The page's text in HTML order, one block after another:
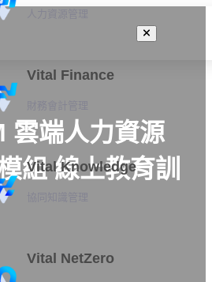
Vital Finance
Vital Knowledge
Vital NetZero
雲端人力資源
組 線上教育訓